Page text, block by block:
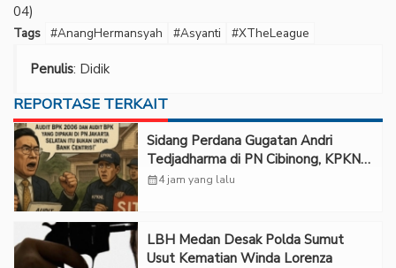
04)
Tags #AnangHermansyah #Asyanti #XTheLeague
Penulis: Didik
REPORTASE TERKAIT
Sidang Perdana Gugatan Andri
Tedjadharma di PN Cibinong, KPKNL
dan PUPN Mangkir
calendar_month4 jam yang lalu
LBH Medan Desak Polda Sumut
Usut Kematian Winda Lorenza